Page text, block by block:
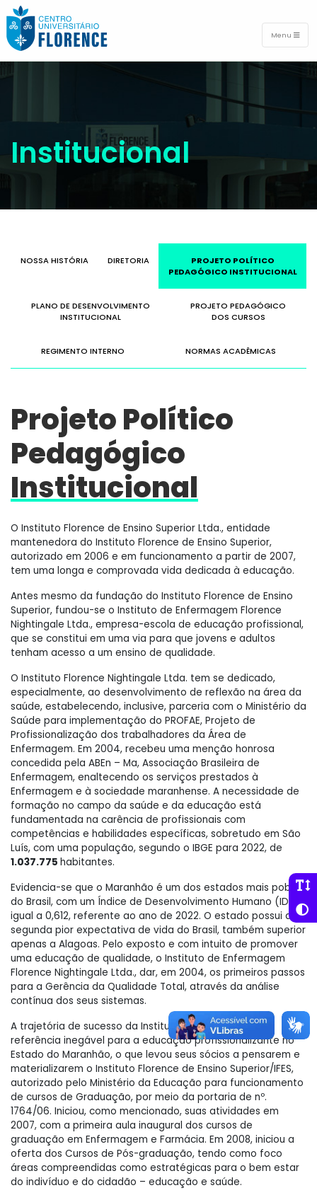
Menu
Institucional
NOSSA HISTÓRIA DIRETORIA
PROJETO POLÍTICO
PEDAGÓGICO INSTITUCIONAL
PLANO DE DESENVOLVIMENTO
INSTITUCIONAL
PROJETO PEDAGÓGICO
DOS CURSOS
REGIMENTO INTERNO NORMAS ACADÊMICAS
Projeto Político
Pedagógico
Institucional
O Instituto Florence de Ensino Superior Ltda., entidade
mantenedora do Instituto Florence de Ensino Superior,
autorizado em 2006 e em funcionamento a partir de 2007,
tem uma longa e comprovada vida dedicada à educação.
Antes mesmo da fundação do Instituto Florence de Ensino
Superior, fundou-se o Instituto de Enfermagem Florence
Nightingale Ltda., empresa-escola de educação profissional,
que se constitui em uma via para que jovens e adultos
tenham acesso a um ensino de qualidade.
O Instituto Florence Nightingale Ltda. tem se dedicado,
especialmente, ao desenvolvimento de reflexão na área da
saúde, estabelecendo, inclusive, parceria com o Ministério da
Saúde para implementação do PROFAE, Projeto de
Profissionalização dos trabalhadores da Área de
Enfermagem. Em 2004, recebeu uma menção honrosa
concedida pela ABEn – Ma, Associação Brasileira de
Enfermagem, enaltecendo os serviços prestados à
Enfermagem e à sociedade maranhense. A necessidade de
formação no campo da saúde e da educação está
fundamentada na carência de profissionais com
competências e habilidades específicas, sobretudo em São
Luís, com uma população, segundo o IBGE para 2022, de
1.037.775 habitantes.
Evidencia-se que o Maranhão é um dos estados mais pobres
do Brasil, com um Índice de Desenvolvimento Humano (IDH)
igual a 0,612, referente ao ano de 2022. O estado possui a
segunda pior expectativa de vida do Brasil, também superior
apenas a Alagoas. Pelo exposto e com intuito de promover
uma educação de qualidade, o Instituto de Enfermagem
Florence Nightingale Ltda., dar, em 2004, os primeiros passos
para a Gerência da Qualidade Total, através da análise
contínua dos seus sistemas.
A trajetória de sucesso da Instituição, fez dela uma
referência inegável para a educação profissionalizante no
Estado do Maranhão, o que levou seus sócios a pensarem e
materializarem o Instituto Florence de Ensino Superior/IFES,
autorizado pelo Ministério da Educação para funcionamento
de cursos de Graduação, por meio da portaria de nº.
1764/06. Iniciou, como mencionado, suas atividades em
2007, com a primeira aula inaugural dos cursos de
graduação em Enfermagem e Farmácia. Em 2008, iniciou a
oferta dos Cursos de Pós-graduação, tendo como foco
áreas compreendidas como estratégicas para o bem estar
do indivíduo e do cidadão – educação e saúde.